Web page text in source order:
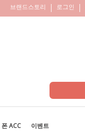
브랜드스토리 로그인
폰 ACC 이벤트